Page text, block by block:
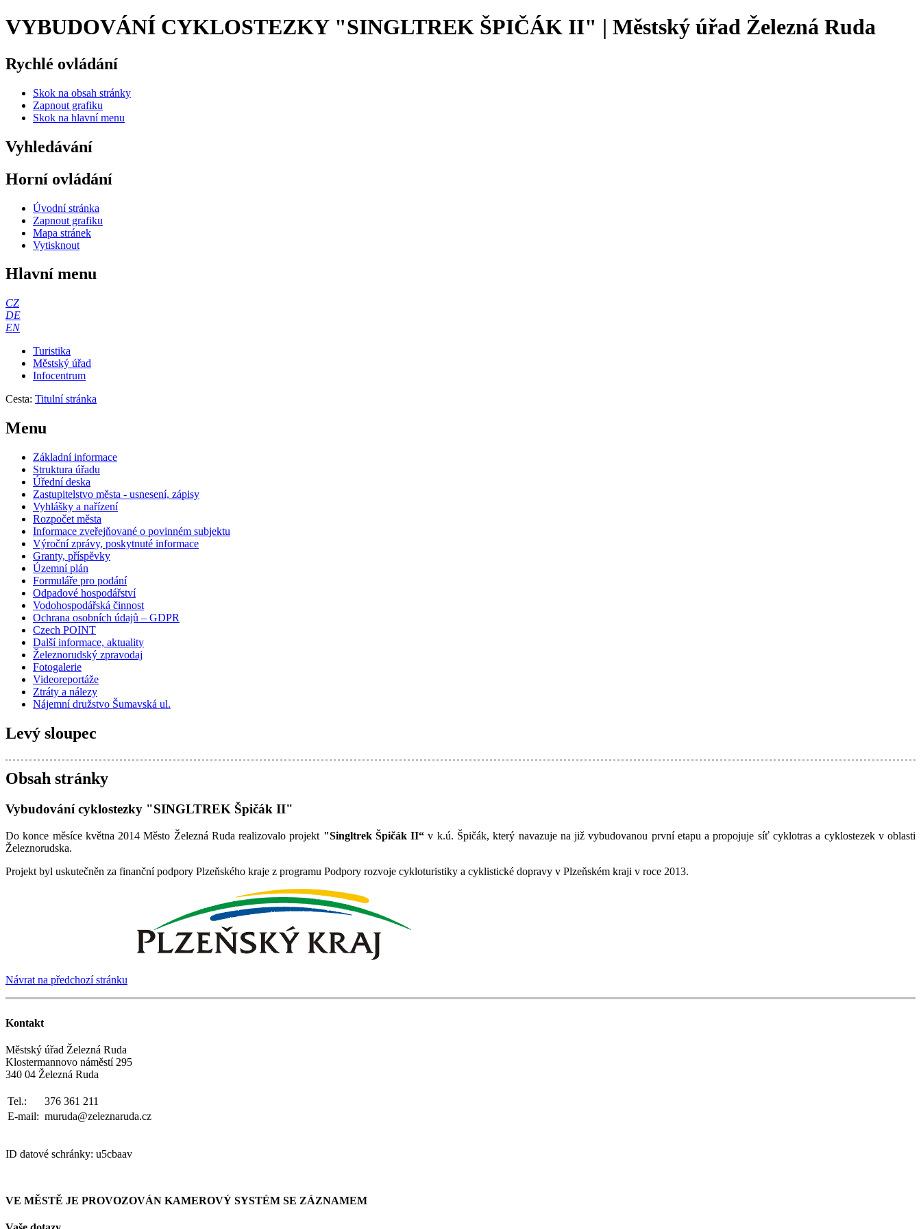
VYBUDOVÁNÍ CYKLOSTEZKY "SINGLTREK ŠPIČÁK II" | Městský úřad Železná Ruda
Rychlé ovládání
Skok na obsah stránky
Zapnout grafiku
Skok na hlavní menu
Vyhledávání
Horní ovládání
Úvodní stránka
Zapnout grafiku
Mapa stránek
Vytisknout
Hlavní menu
CZ
DE
EN
Turistika
Městský úřad
Infocentrum
Cesta: Titulní stránka
Menu
Základní informace
Struktura úřadu
Úřední deska
Zastupitelstvo města - usnesení, zápisy
Vyhlášky a nařízení
Rozpočet města
Informace zveřejňované o povinném subjektu
Výroční zprávy, poskytnuté informace
Granty, příspěvky
Územní plán
Formuláře pro podání
Odpadové hospodářství
Vodohospodářská činnost
Ochrana osobních údajů – GDPR
Czech POINT
Další informace, aktuality
Železnorudský zpravodaj
Fotogalerie
Videoreportáže
Ztráty a nálezy
Nájemní družstvo Šumavská ul.
Levý sloupec
Obsah stránky
Vybudování cyklostezky "SINGLTREK Špičák II"
Do konce měsíce května 2014 Město Železná Ruda realizovalo projekt "Singltrek Špičák II“v k.ú. Špičák, který navazuje na již vybudovanou první etapu a propojuje síť cyklotras a cyklostezek v oblasti
Železnorudska.
Projekt byl uskutečněn za finanční podpory Plzeňského kraje z programu Podpory rozvoje cykloturistiky a cyklistické dopravy v Plzeňském kraji v roce 2013.
Návrat na předchozí stránku
Kontakt
Městský úřad Železná Ruda
Klostermannovo náměstí 295
340 04 Železná Ruda
Tel.:
376 361 211
E-mail: muruda@zeleznaruda.cz
ID datové schránky: u5cbaav
VE MĚSTĚ JE PROVOZOVÁN KAMEROVÝ SYSTÉM SE ZÁZNAMEM